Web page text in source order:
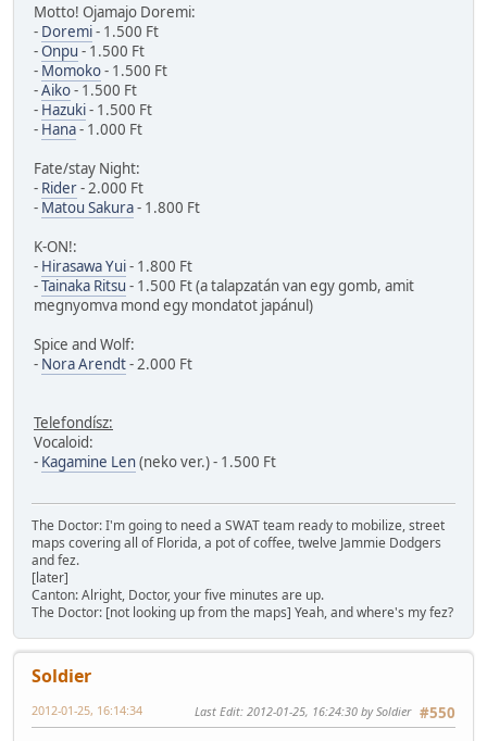
Motto! Ojamajo Doremi:
- Doremi- 1.500 Ft
-Onpu - 1.500 Ft
- Momoko- 1.500 Ft
-Aiko- 1.500 Ft
- Hazuki- 1.500 Ft
- Hana- 1.000 Ft
Fate/stay Night:
- Rider- 2.000 Ft
- Matou Sakura- 1.800 Ft
K-ON!:
- Hirasawa Yui- 1.800 Ft
-Tainaka Ritsu - 1.500 Ft (a talapzatán van egy gomb, amit
megnyomva mond egy mondatot japánul)
Spice and Wolf:
- Nora Arendt- 2.000 Ft
Telefondísz:
Vocaloid:
- Kagamine Len(neko ver.) - 1.500 Ft
The Doctor: I'm going to need a SWAT team ready to mobilize, street
maps covering all of Florida, a pot of coffee, twelve Jammie Dodgers
and fez.
[later]
Canton: Alright, Doctor, your five minutes are up.
The Doctor: [not looking up from the maps] Yeah, and where's my fez?
Soldier
#550
2012-01-25, 16:14:34 Last Edit: 2012-01-25, 16:24:30 by Soldier